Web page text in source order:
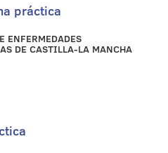
práctica
ENFERMEDADES
DE CASTILLA-LA MANCHA